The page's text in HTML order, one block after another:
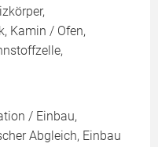
Kamin / Ofen,
/ Einbau,
Abgleich, Einbau